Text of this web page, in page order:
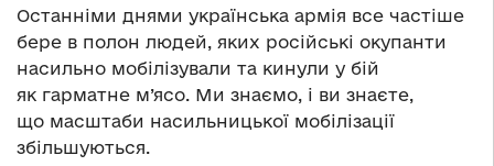
Останніми днями українська армія все частіше
бере в полон людей, яких російські окупанти
насильно мобілізували та кинули у бій
як гарматне м’ясо. Ми знаємо, і ви знаєте,
що масштаби насильницької мобілізації
збільшуються.